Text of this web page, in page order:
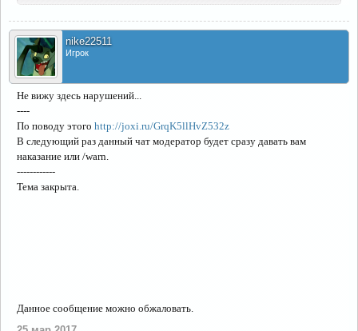
nike22511
Игрок
Не вижу здесь нарушений...
----
По поводу этого http://joxi.ru/GrqK5llHvZ532z
В следующий раз данный чат модератор будет сразу давать вам
наказание или /warn.
------------
Тема закрыта.
Данное сообщение можно обжаловать.